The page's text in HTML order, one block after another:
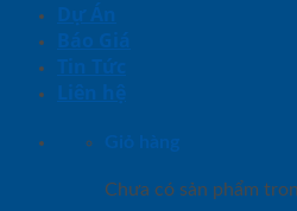
Dự Án
Báo Giá
Tin Tức
Liên hệ
Giỏ hàng
Chưa có sản phẩm